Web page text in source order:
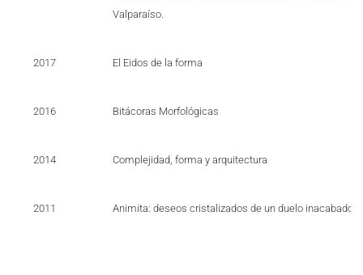
Valparaíso.
2017 El Eidos de la forma
2016 Bitácoras Morfológicas
2014 Complejidad, forma y arquitectura
2011 Animita: deseos cristalizados de un duelo inacabado